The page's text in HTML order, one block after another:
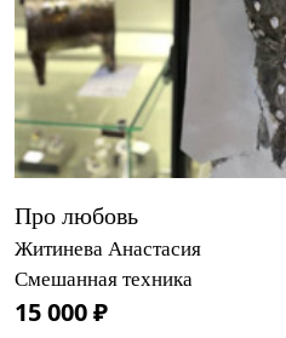
Про любовь
Житинева Анастасия
Смешанная техника
15 000 ₽